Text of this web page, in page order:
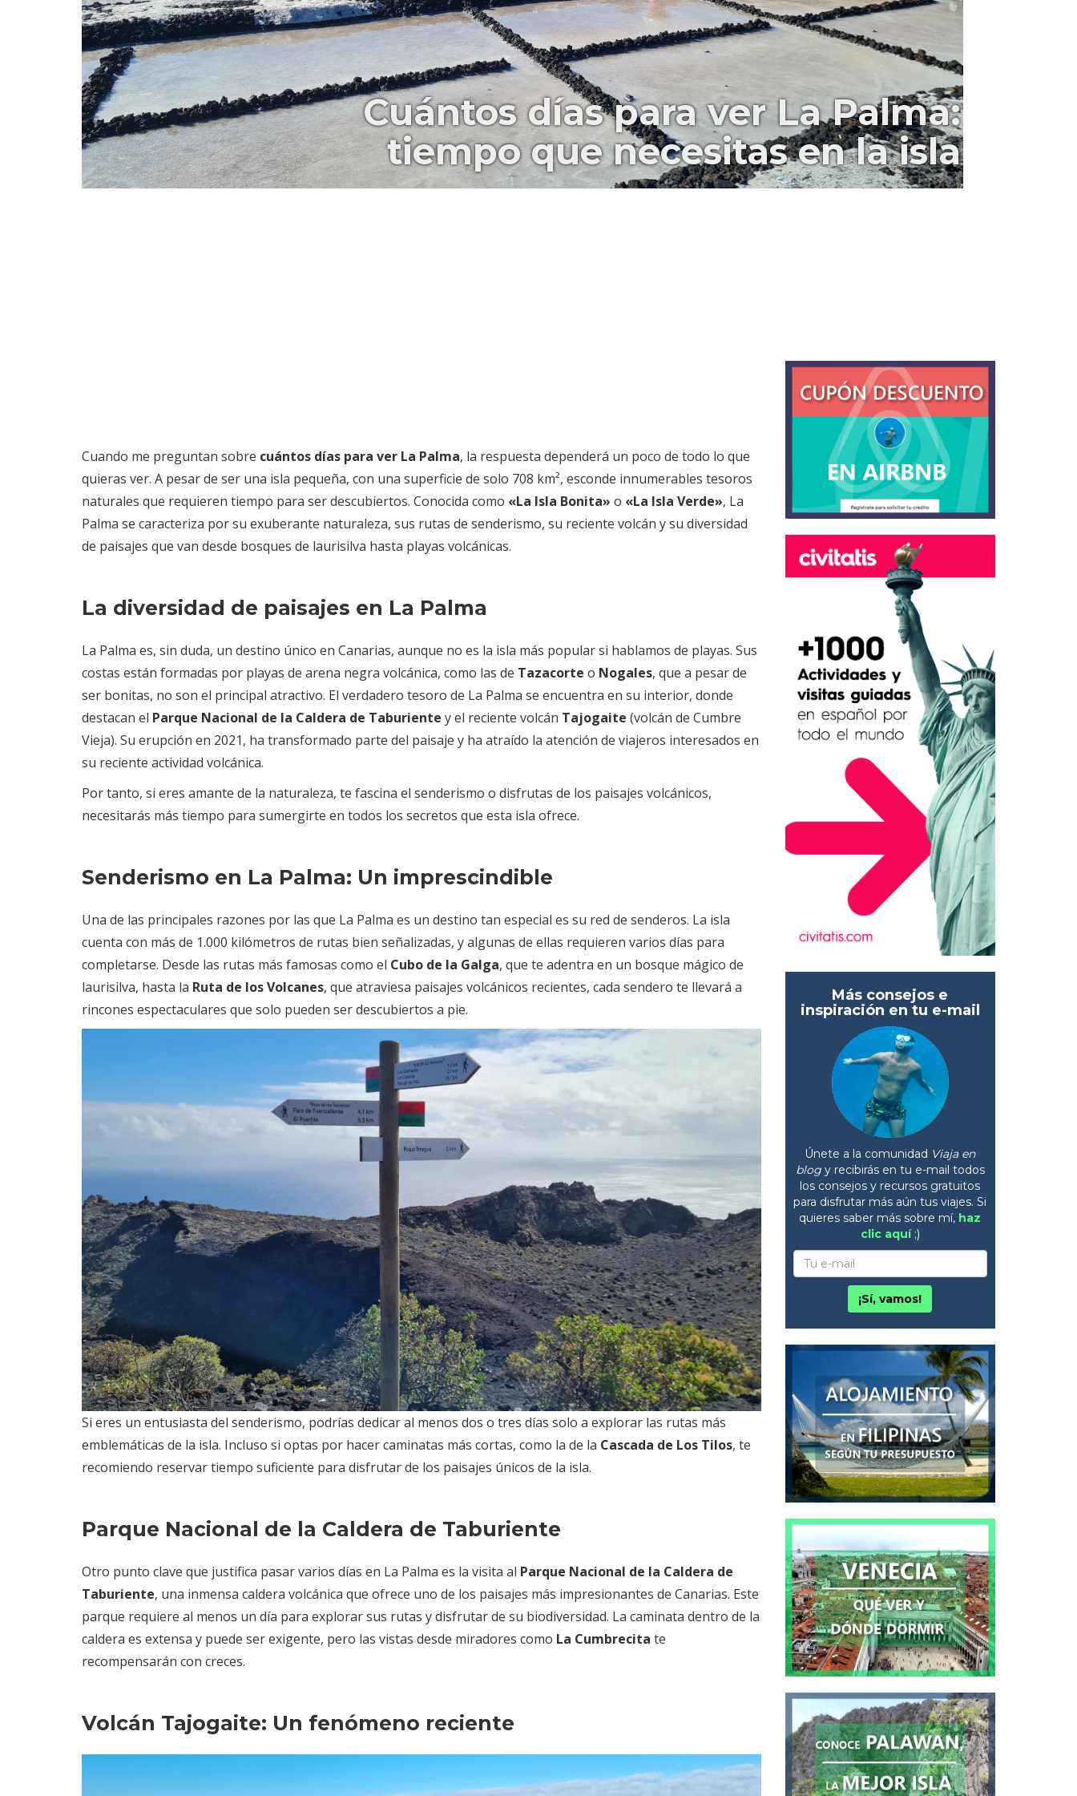
Cuántos días para ver La Palma:
tiempo que necesitas en la isla
Cuando me preguntan sobre cuántos días para ver La Palma, la respuesta dependerá un poco de todo lo que
quieras ver. A pesar de ser una isla pequeña, con una superficie de solo 708 km², esconde innumerables tesoros
naturales que requieren tiempo para ser descubiertos. Conocida como «La Isla Bonita» o «La Isla Verde», La
Palma se caracteriza por su exuberante naturaleza, sus rutas de senderismo, su reciente volcán y su diversidad
de paisajes que van desde bosques de laurisilva hasta playas volcánicas.
La diversidad de paisajes en La Palma
La Palma es, sin duda, un destino único en Canarias, aunque no es la isla más popular si hablamos de playas. Sus
costas están formadas por playas de arena negra volcánica, como las de Tazacorte o Nogales, que a pesar de
ser bonitas, no son el principal atractivo. El verdadero tesoro de La Palma se encuentra en su interior, donde
destacan el Parque Nacional de la Caldera de Taburiente y el reciente volcán Tajogaite (volcán de Cumbre
Vieja). Su erupción en 2021, ha transformado parte del paisaje y ha atraído la atención de viajeros interesados en
su reciente actividad volcánica.
Por tanto, si eres amante de la naturaleza, te fascina el senderismo o disfrutas de los paisajes volcánicos,
necesitarás más tiempo para sumergirte en todos los secretos que esta isla ofrece.
Senderismo en La Palma: Un imprescindible
Una de las principales razones por las que La Palma es un destino tan especial es su red de senderos. La isla
cuenta con más de 1.000 kilómetros de rutas bien señalizadas, y algunas de ellas requieren varios días para
completarse. Desde las rutas más famosas como el Cubo de la Galga, que te adentra en un bosque mágico de
laurisilva, hasta la Ruta de los Volcanes, que atraviesa paisajes volcánicos recientes, cada sendero te llevará a
rincones espectaculares que solo pueden ser descubiertos a pie.
Si eres un entusiasta del senderismo, podrías dedicar al menos dos o tres días solo a explorar las rutas más
emblemáticas de la isla. Incluso si optas por hacer caminatas más cortas, como la de la Cascada de Los Tilos, te
recomiendo reservar tiempo suficiente para disfrutar de los paisajes únicos de la isla.
Parque Nacional de la Caldera de Taburiente
Otro punto clave que justifica pasar varios días en La Palma es la visita al Parque Nacional de la Caldera de
Taburiente, una inmensa caldera volcánica que ofrece uno de los paisajes más impresionantes de Canarias. Este
parque requiere al menos un día para explorar sus rutas y disfrutar de su biodiversidad. La caminata dentro de la
caldera es extensa y puede ser exigente, pero las vistas desde miradores como La Cumbrecita te
recompensarán con creces.
Volcán Tajogaite: Un fenómeno reciente
Más consejos e
inspiración en tu e-mail
Únete a la comunidad Viaja en
blogy recibirás en tu e-mail todos
los consejos y recursos gratuitos
para disfrutar más aún tus viajes. Si
quieres saber más sobre mí, haz
clic aquí;)
¡Sí, vamos!